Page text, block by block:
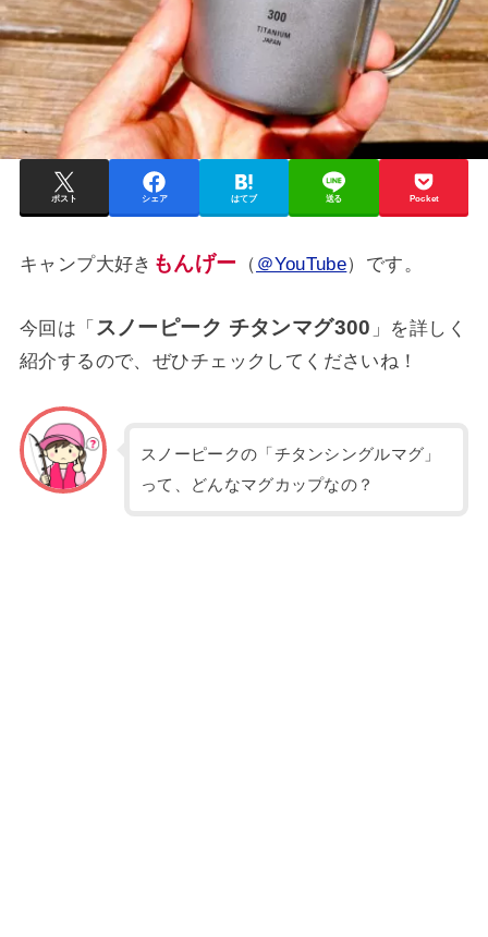
ポスト シェア はてブ 送る Pocket
キャンプ大好き もんげー （ ＠YouTube）です。
今回は「 スノーピーク チタンマグ300 」を詳しく
紹介するので、ぜひチェックしてくださいね！
スノーピークの「チタンシングルマグ」
って、どんなマグカップなの？